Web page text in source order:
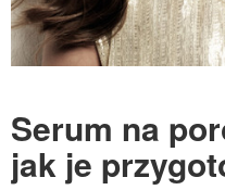
Serum na
jak je